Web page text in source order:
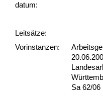
datum:
Leit­sätze:
Vor­ins­tan­zen:
Sa 62/06